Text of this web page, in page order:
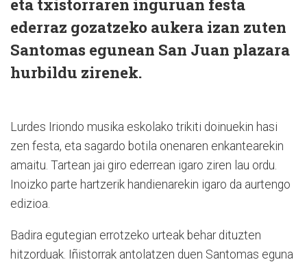
eta txistorraren inguruan festa
ederraz gozatzeko aukera izan zuten
Santomas egunean San Juan plazara
hurbildu zirenek.
Lurdes Iriondo musika eskolako trikiti doinuekin hasi
zen festa, eta sagardo botila onenaren enkantearekin
amaitu. Tartean jai giro ederrean igaro ziren lau ordu.
Inoizko parte hartzerik handienarekin igaro da aurtengo
edizioa.
Badira egutegian errotzeko urteak behar dituzten
hitzorduak. Iñistorrak antolatzen duen Santomas eguna